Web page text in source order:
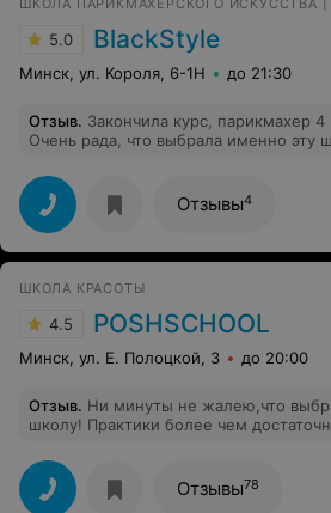
5.0 BlackStyle
Минск, ул. Короля, 6-1Н до 21:30
Отзыв. Закончила курс, парикмахер 4
Очень рада, что выбрала именно эту
профессиональные специалисты. С
теория пересекалась с различными
отработками на рабочих манекенах.
маленькие, в моей было 5 человек, к
было достаточно выделена
Больше всего, меня, как ученика,
производственная практика, которая
парикмахерской, и эта практика
бесплатная. Огромное спасибо,
руководству данной школы, за Ваш
Отзывы4
ШКОЛА КРАСОТЫ
4.5 POSHSCHOOL
Минск, ул. Е. Полоцкой, 3 до 20:00
Отзыв. Ни минуты не жалею,что
школу! Практики более чем
нюансы, расписание всегда
раз благодарю всю вашу команду и
профессионального и обожающего на
Отзывы78